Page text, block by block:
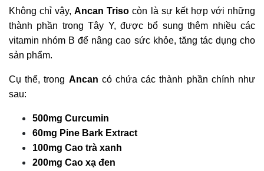
Không chỉ vậy,Ancan Trisocòn là sự kết hợp với những
thành phần trong Tây Y, được bổ sung thêm nhiều các
vitamin nhóm B để nâng cao sức khỏe, tăng tác dụng cho
sản phẩm.
Cụ thể, trong Ancan có chứa các thành phần chính như
sau:
500mg Curcumin
60mg Pine Bark Extract
100mg Cao trà xanh
200mg Cao xạ đen